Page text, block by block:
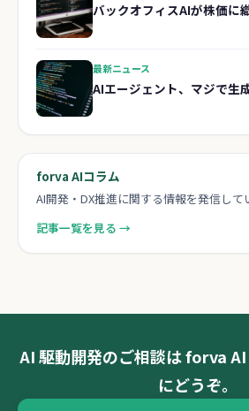
バックオフィスAIが株価に
最新ニュース
AIエージェント、マジで生
forva AIコラム
AI開発・DX推進に関する情報を発信して
記事一覧を見る →
AI 駆動開発のご相談は forva
にどうぞ。